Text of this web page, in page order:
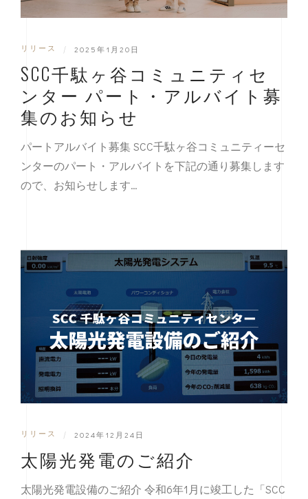
リリース | 2025年1月20日
SCC千駄ヶ谷コミュニティセ
ンター パート・アルバイト募
集のお知らせ
パートアルバイト募集 SCC千駄ヶ谷コミュニティーセ
ンターのパート・アルバイトを下記の通り募集します
ので、お知らせします…
リリース | 2024年12月24日
太陽光発電のご紹介
太陽光発電設備のご紹介 令和6年1月に竣工した「SCC